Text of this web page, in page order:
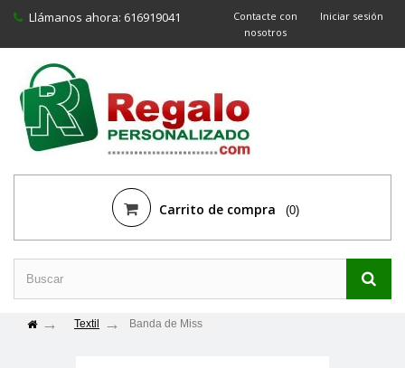
Iniciar sesión
Contacte con
nosotros
Llámanos ahora: 616919041
Carrito de compra (0)
Textil Banda de Miss